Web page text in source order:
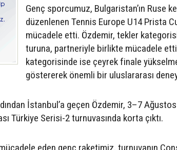
Genç sporcumuz, Bulgaristan’ın Ruse
düzenlenen Tennis Europe U14 Prista
mücadele etti. Özdemir, tekler
turuna, partneriyle birlikte mücadele
kategorisinde ise çeyrek finale
göstererek önemli bir uluslararası
İstanbul’a geçen Özdemir, 3–7
Türkiye Serisi-2 turnuvasında korta çıktı.